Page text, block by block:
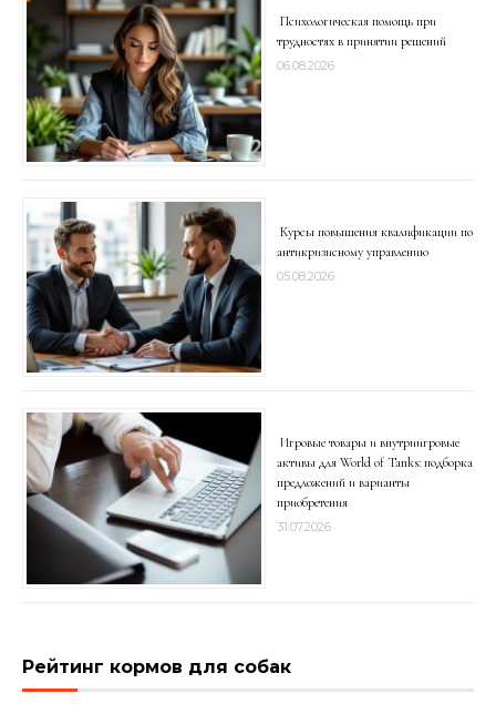
Психологическая помощь при
трудностях в принятии решений
06.08.2026
Курсы повышения квалификации по
антикризисному управлению
05.08.2026
Игровые товары и внутриигровые
активы для World of Tanks: подборка
предложений и варианты
приобретения
31.07.2026
Рейтинг кормов для собак